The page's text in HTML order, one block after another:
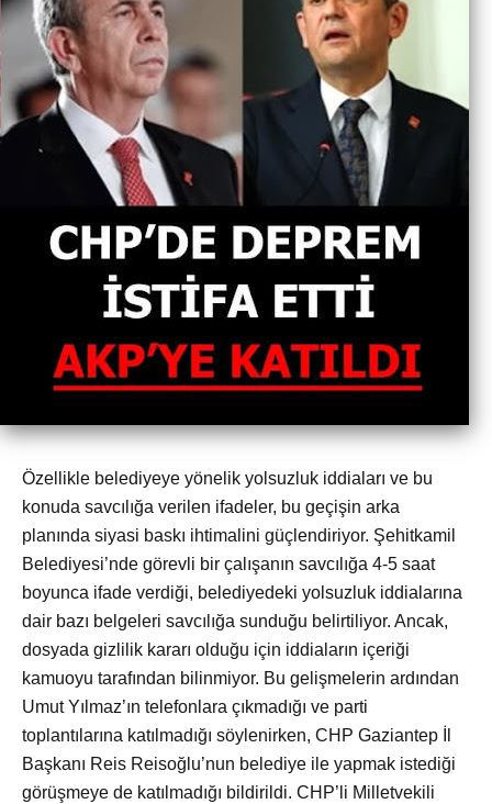
Özellikle belediyeye yönelik yolsuzluk iddiaları ve bu
konuda savcılığa verilen ifadeler, bu geçişin arka
planında siyasi baskı ihtimalini güçlendiriyor. Şehitkamil
Belediyesi’nde görevli bir çalışanın savcılığa 4-5 saat
boyunca ifade verdiği, belediyedeki yolsuzluk iddialarına
dair bazı belgeleri savcılığa sunduğu belirtiliyor. Ancak,
dosyada gizlilik kararı olduğu için iddiaların içeriği
kamuoyu tarafından bilinmiyor. Bu gelişmelerin ardından
Umut Yılmaz’ın telefonlara çıkmadığı ve parti
toplantılarına katılmadığı söylenirken, CHP Gaziantep İl
Başkanı Reis Reisoğlu’nun belediye ile yapmak istediği
görüşmeye de katılmadığı bildirildi. CHP’li Milletvekili